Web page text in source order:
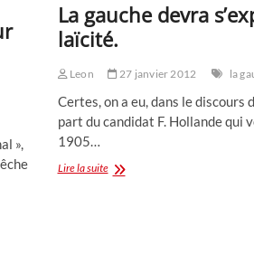
»,
La gauche devra
laïcité.
Leon 27 janvier 2012 la
Certes, on a eu, dans le discours
part du candidat F. Hollande qui
1905…
Lire la suiteLa